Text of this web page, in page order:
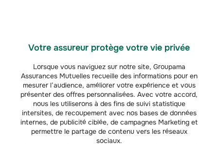
Votre assureur protège votre vie privée
Lorsque vous naviguez sur notre site, Groupama
Assurances Mutuelles recueille des informations pour en
mesurer l’audience, améliorer votre expérience et vous
présenter des offres personnalisées. Avec votre accord,
nous les utiliserons à des fins de suivi statistique
intersites, de recoupement avec nos bases de données
internes, de publicité ciblée, de campagnes Marketing et
permettre le partage de contenu vers les réseaux
sociaux.
À savoir
Le prix d’une couronne dentaire est remboursé par la
complémentaire santé solidaire (CSS, ex-CMU-C),
dans la limite de tarifs fixés par arrêté pour certaines
prothèses (correspondant à celles du panier 100 %
Santé). Si vous disposez de la CSS et prévoyez la
pose d’une couronne céramique zircone sur une
molaire ou encore d’une couronne sur un implant,
vous devrez régler l’opération de votre poche.